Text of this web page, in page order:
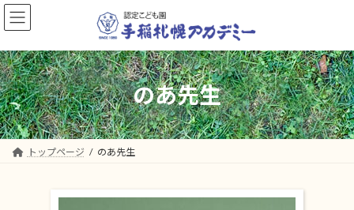
コ
ン
ン
ツ
へ
ス
キ
ッ
ナ
ビ
ー
シ
ョ
ン
に
移
のあ先生
トップページ のあ先生